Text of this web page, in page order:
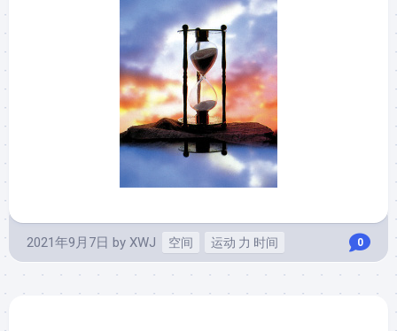
2021年9月7日 by XWJ 空间 运动 力 时间 0